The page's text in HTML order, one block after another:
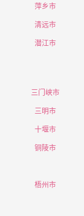
萍乡市
清远市
潜江市
三门峡市
三明市
十堰市
铜陵市
梧州市